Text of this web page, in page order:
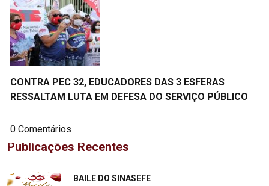
CONTRA PEC 32, EDUCADORES DAS 3 ESFERAS
RESSALTAM LUTA EM DEFESA DO SERVIÇO PÚBLICO
0 Comentários
Publicações Recentes
BAILE DO SINASEFE